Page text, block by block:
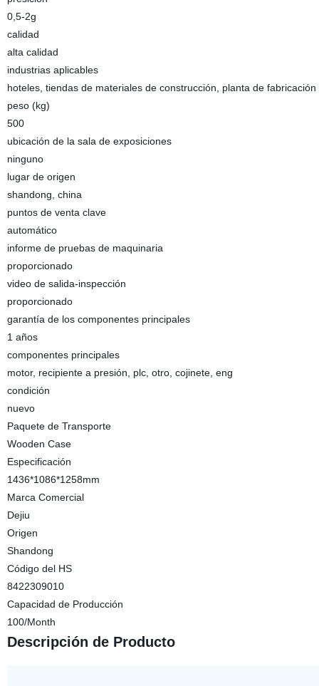
0,5-2g
calidad
alta calidad
industrias aplicables
hoteles, tiendas de materiales de construcción, planta de fabricación
peso (kg)
500
ubicación de la sala de exposiciones
ninguno
lugar de origen
shandong, china
puntos de venta clave
automático
informe de pruebas de maquinaria
proporcionado
video de salida-inspección
proporcionado
garantía de los componentes principales
1 años
componentes principales
motor, recipiente a presión, plc, otro, cojinete, eng
condición
nuevo
Paquete de Transporte
Wooden Case
Especificación
1436*1086*1258mm
Marca Comercial
Dejiu
Origen
Shandong
Código del HS
8422309010
Capacidad de Producción
100/Month
Descripción de Producto